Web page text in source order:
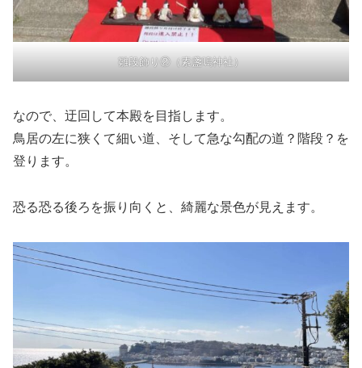
雛段飾り②（素盞嗚神社）
なので、迂回して本殿を目指します。
鳥居の左に狭くて細い道、そして急な勾配の道？階段？を
登ります。
恐る恐る後ろを振り向くと、綺麗な景色が見えます。